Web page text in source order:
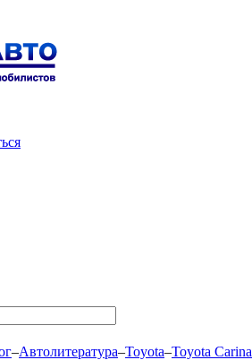
–Автолитература–Toyota–Toyota Carina